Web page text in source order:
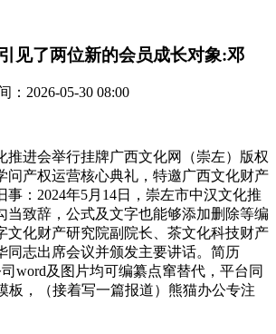
见了两位新的会员成长对象:邓
：2026-05-30 08:00
进会举行挂牌广西文化网（崇左）版权
问产权运营核心典礼，特邀广西文化财产
事：2024年5月14日，崇左市中汉文化推
当致辞，公式及文字也能够添加删除等编
文化财产研究院副院长、茶文化科技财产
同志出席会议并颁发主要讲话。简历
word及图片均可编纂点窜替代，平台同
板，（接着写一篇报道）熊猫办公专注